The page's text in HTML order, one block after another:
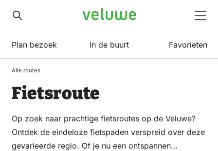
Veluwe
Plan bezoek In de buurt Favorieten
Alle routes
Fietsroute
Op zoek naar prachtige fietsroutes op de Veluwe?
Ontdek de eindeloze fietspaden verspreid over deze
gevarieerde regio. Of je nu een ontspannen